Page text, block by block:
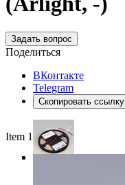
Задать вопрос
Поделиться
ВКонтакте
Telegram
Скопировать ссылку
Item 1 of 3